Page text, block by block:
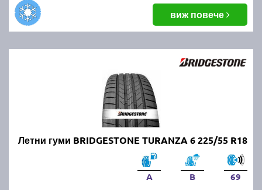
виж повече
Летни гуми BRIDGESTONE TURANZA 6 225/55 R18
A B 69